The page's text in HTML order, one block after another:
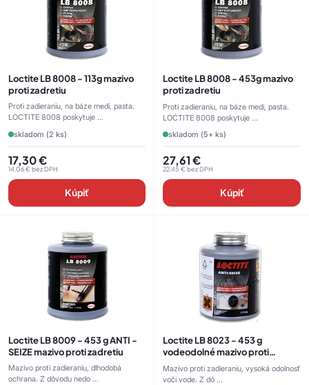
Loctite LB 8008 - 113g mazivo
proti zadretiu
Proti zadieraniu, na báze medi, pasta.
LOCTITE 8008 poskytuje ...
skladom (2 ks)
17,30€
14,06€bez DPH
Kúpiť
Loctite LB 8008 - 453g mazivo
proti zadretiu
Proti zadieraniu, na báze medi, pasta.
LOCTITE 8008 poskytuje ...
skladom (5+ ks)
27,61€
22,45 €bez DPH
Kúpiť
Loctite LB 8009 - 453 g ANTI -
SEIZE mazivo proti zadretiu
Mazivo proti zadieraniu, dlhodobá
ochrana. Z dôvodu nedo ...
Loctite LB 8023 - 453 g
vodeodolné mazivo proti
zadretiu
Mazivo proti zadieraniu, vysoká odolnosť
voči vode. Z dô ...